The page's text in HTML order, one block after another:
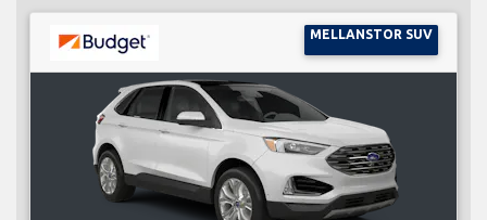
MELLANSTOR SUV